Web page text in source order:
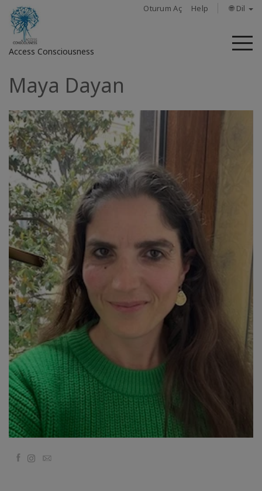
Oturum Aç Help 🌐 Dil
Access Consciousness
Hesabınızda
oturum
açın
Hakkında
Access
Bars
Bölgeler
Sınıflar
Kolaylaştırıcılar
Shop
More
Mutluluğunuzu
Açın
İLETIŞIM
Maya Dayan
FacebookEmail